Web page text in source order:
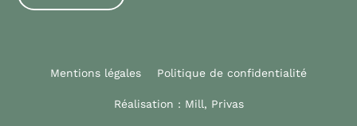
Mentions légales Politique de confidentialité
Réalisation : Mill, Privas